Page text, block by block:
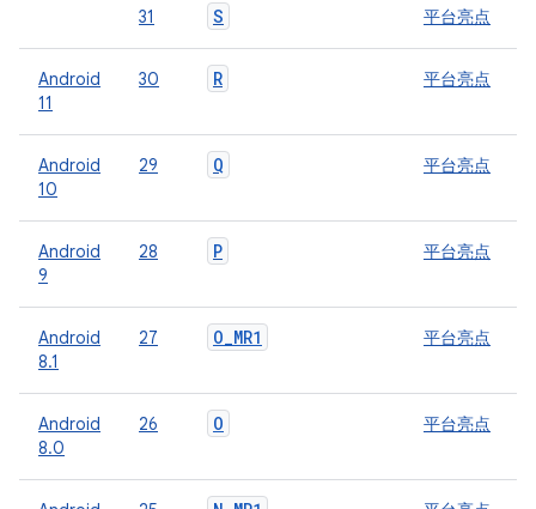
31 S 平台亮点
Android
11
30 R 平台亮点
Android
10
29 Q 平台亮点
Android
9
28 P 平台亮点
Android
8.1
27 O_MR1 平台亮点
Android
8.0
26 O 平台亮点